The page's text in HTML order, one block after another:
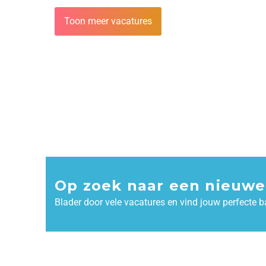
Toon meer vacatures
Op zoek naar een
Blader door vele vacatures en vind jouw perfecte